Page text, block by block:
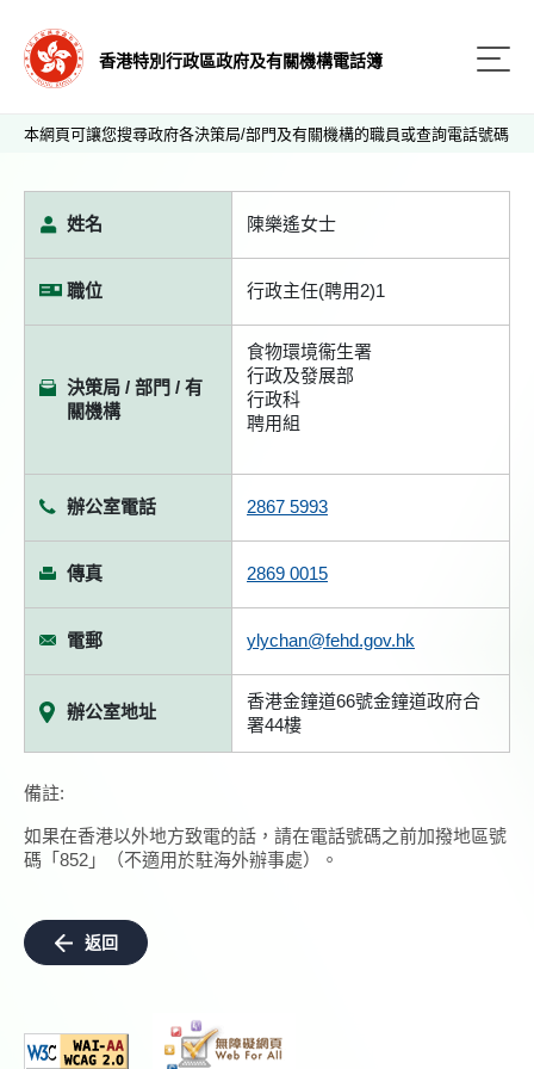
香港特別行政區政府及有關機構電話簿
本網頁可讓您搜尋政府各決策局/部門及有關機構的職員或查詢電話號碼
姓名 陳樂遙女士
職位 行政主任(聘用2)1
決策局 / 部門 / 有
關機構
食物環境衞生署
行政及發展部
行政科
聘用組
辦公室電話 2867 5993
傳真 2869 0015
電郵 ylychan@fehd.gov.hk
辦公室地址
香港金鐘道66號金鐘道政府合
署44樓
備註:
如果在香港以外地方致電的話，請在電話號碼之前加撥地區號
碼「852」（不適用於駐海外辦事處）。
返回